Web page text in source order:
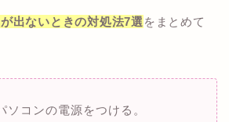
出ないときの対処法7選 をまとめて
ソコンの電源をつける。